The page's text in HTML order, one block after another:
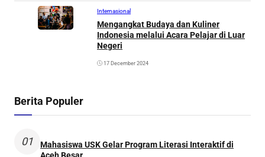
Internasional
Mengangkat Budaya dan Kuliner
Indonesia melalui Acara Pelajar di Luar
Negeri
17 December 2024
Berita Populer
01
Mahasiswa USK Gelar Program Literasi Interaktif di